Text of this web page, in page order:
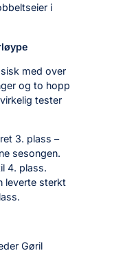
i
med over
og to hopp
tester
3. plass –
sesongen.
4. plass.
leverte sterkt
Gøril